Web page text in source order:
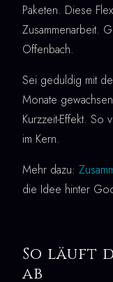
Paketen. Diese
Zusammenarbeit.
Offenbach.
Sei geduldig mit
Monate
Kurzzeit-Effekt.
im Kern.
Mehr dazu:
die Idee hinter
So läuft
ab